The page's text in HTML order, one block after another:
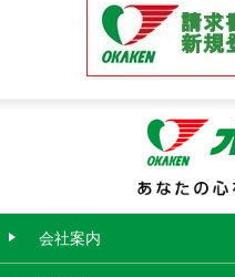
会社案内